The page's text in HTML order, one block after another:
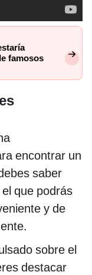
famosos
encontrar un
saber
que podrás
y de
sobre el
destacar